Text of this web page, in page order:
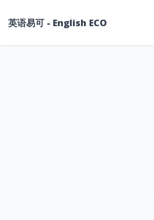
英语易可 - English ECO